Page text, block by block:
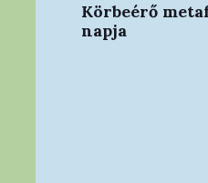
Körbeérő
napja